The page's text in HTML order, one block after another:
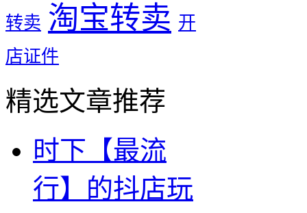
转卖 淘宝转卖 开
店证件
精选文章推荐
时下【最流
行】的抖店玩